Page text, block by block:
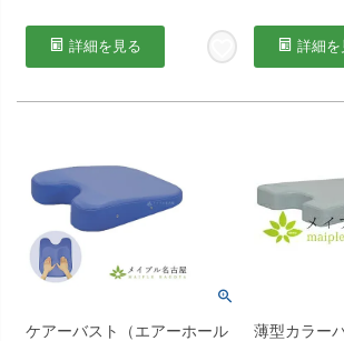
詳細を見る 詳細を
ケアーバスト（エアーホール
薄型カラー